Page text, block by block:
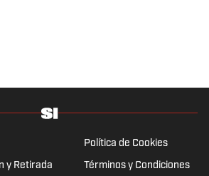
Política de Cookies
y Retirada Términos y Condiciones